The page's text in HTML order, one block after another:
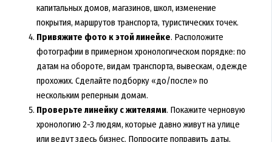
капитальных домов, магазинов, школ, изменение
покрытия, маршрутов транспорта, туристических точек.
Привяжите фото к этой линейке. Расположите
фотографии в примерном хронологическом порядке: по
датам на обороте, видам транспорта, вывескам, одежде
прохожих. Сделайте подборку «до/после» по
нескольким реперным домам.
Проверьте линейку с жителями. Покажите черновую
хронологию 2-3 людям, которые давно живут на улице
или ведут здесь бизнес. Попросите поправить даты,